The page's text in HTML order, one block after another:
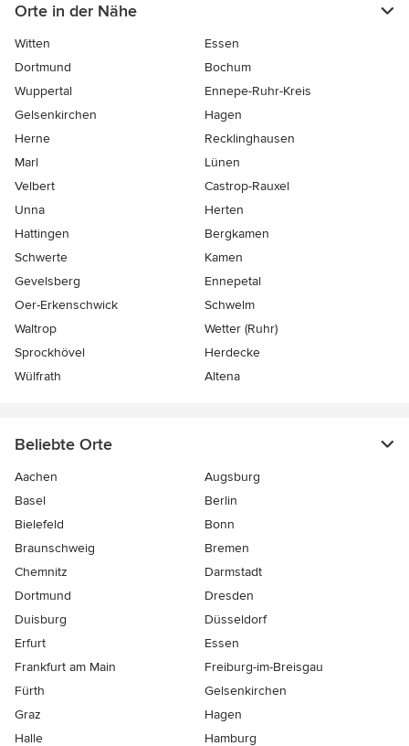
Orte in der Nähe
Witten
Essen
Dortmund
Bochum
Wuppertal
Ennepe-Ruhr-Kreis
Gelsenkirchen
Hagen
Herne
Recklinghausen
Marl
Lünen
Velbert
Castrop-Rauxel
Unna
Herten
Hattingen
Bergkamen
Schwerte
Kamen
Gevelsberg
Ennepetal
Oer-Erkenschwick
Schwelm
Waltrop
Wetter (Ruhr)
Sprockhövel
Herdecke
Wülfrath
Altena
Beliebte Orte
Aachen
Augsburg
Basel
Berlin
Bielefeld
Bonn
Braunschweig
Bremen
Chemnitz
Darmstadt
Dortmund
Dresden
Duisburg
Düsseldorf
Erfurt
Essen
Frankfurt am Main
Freiburg-im-Breisgau
Fürth
Gelsenkirchen
Graz
Hagen
Halle
Hamburg